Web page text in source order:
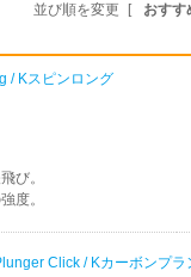
並び順を変更 [ おすす
/ Kスピンロング
び。
度。
Click / Kカーボンプ